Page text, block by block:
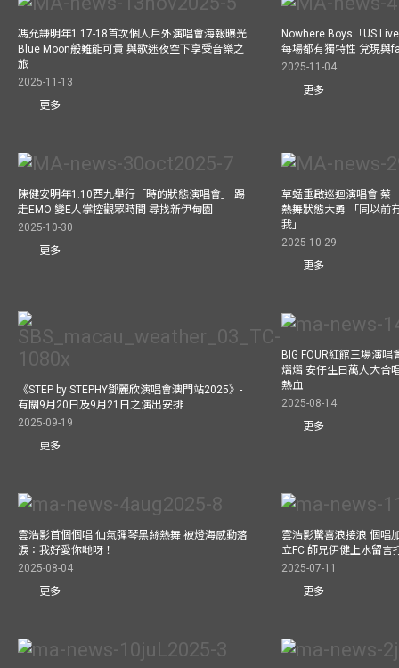
馮允謙明年1.17-18首次個人戶外演唱會海報曝光
Blue Moon般難能可貴 與歌迷夜空下享受音樂之
旅
2025-11-13
更多
Nowhere Boys「US
每場都有獨特性 兌現與
2025-11-04
更多
陳健安明年1.10西九舉行「時的狀態演唱會」 踢
走EMO 變E人掌控觀眾時間 尋找新伊甸園
2025-10-30
更多
草蜢重啟巡迴演唱會 蔡
熱舞狀態大勇 「同以前
我」
2025-10-29
更多
《STEP by STEPHY鄧麗欣演唱會澳門站2025》-
有關9月20日及9月21日之演出安排
2025-09-19
更多
BIG FOUR紅館三場演
熠熠 安仔生日萬人大合
熱血
2025-08-14
更多
雲浩影首個個唱 仙氣彈琴黑絲熱舞 被燈海感動落
淚：我好愛你哋呀！
2025-08-04
更多
雲浩影驚喜浪接浪 個唱
立FC 師兄伊健上水留言
2025-07-11
更多